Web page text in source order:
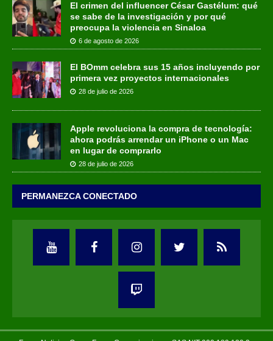
El crimen del influencer César Gastélum: qué
se sabe de la investigación y por qué
preocupa la violencia en Sinaloa
6 de agosto de 2026
El BOmm celebra sus 15 años incluyendo por
primera vez proyectos internacionales
28 de julio de 2026
Apple revoluciona la compra de tecnología:
ahora podrás arrendar un iPhone o un Mac
en lugar de comprarlo
28 de julio de 2026
PERMANEZCA CONECTADO